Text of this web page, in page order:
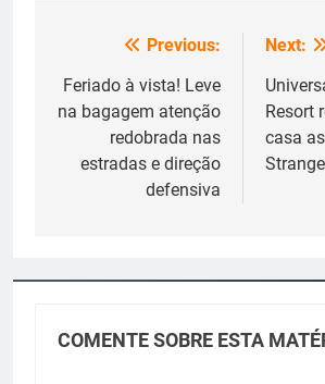
Navegação
de
Post
Previous:
Feriado à vista! Leve
na bagagem atenção
redobrada nas
estradas e direção
defensiva
Next:
Resort
casa
COMENTE SOBRE ESTA